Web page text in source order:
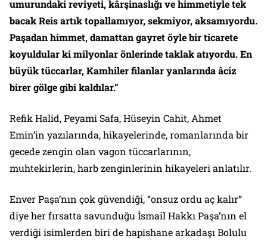
umurundaki reviyeti, kârşinaslığı ve himmetiyle tek
bacak Reis artık topallamıyor, sekmiyor, aksamıyordu.
Paşadan himmet, damattan gayret öyle bir ticarete
koyuldular ki milyonlar önlerinde taklak atıyordu. En
büyük tüccarlar, Kamhiler filanlar yanlarında âciz
birer gölge gibi kaldılar.”
Refik Halid, Peyami Safa, Hüseyin Cahit, Ahmet
Emin’in yazılarında, hikayelerinde, romanlarında bir
gecede zengin olan vagon tüccarlarının,
muhtekirlerin, harb zenginlerinin hikayeleri anlatılır.
Enver Paşa’nın çok güvendiği, “onsuz ordu aç kalır”
diye her fırsatta savunduğu İsmail Hakkı Paşa’nın el
verdiği isimlerden biri de hapishane arkadaşı Bolulu